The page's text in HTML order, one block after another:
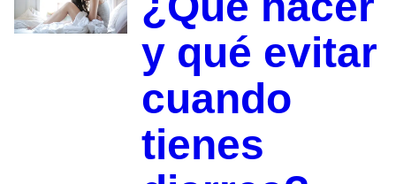
y qué evitar
cuando
tienes